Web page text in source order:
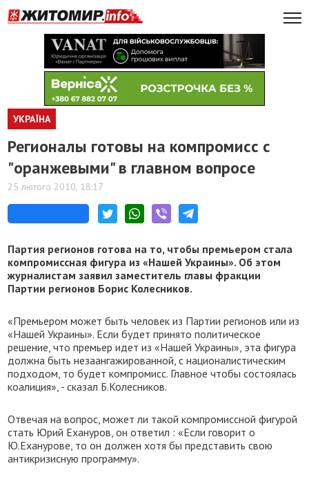
УКРАЇНА
Регионалы готовы на компромисс с
"оранжевыми" в главном вопросе
25 лютого 2010, 18:17
Партия регионов готова на то, чтобы премьером стала
компромиссная фигура из «Нашей Украины». Об этом
журналистам заявил заместитель главы фракции
Партии регионов Борис Колесников.
«Премьером может быть человек из Партии регионов или из
«Нашей Украины». Если будет принято политическое
решение, что премьер идет из «Нашей Украины», эта фигура
должна быть незаангажированной, с националистическим
подходом, то будет компромисс. Главное чтобы состоялась
коалиция», - сказал Б.Колесников.
Отвечая на вопрос, может ли такой компромиссной фигурой
стать Юрий Ехануров, он ответил : «Если говорит о
Ю.Еханурове, то он должен хотя бы представить свою
антикризисную программу».